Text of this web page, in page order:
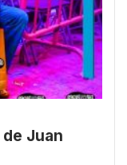
Juan